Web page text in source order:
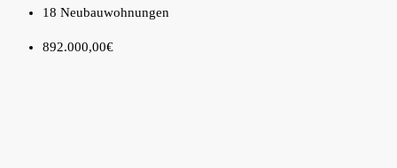
18 Neubauwohnungen
892.000,00€